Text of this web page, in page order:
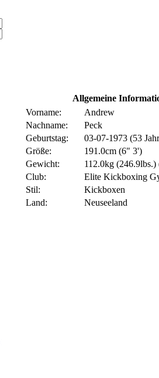
Allgemeine
Vorname:
Andrew
Nachname:
Peck
Geburtstag:
03-07-1973 (53
Größe:
191.0cm (6" 3')
Gewicht:
112.0kg (246.9lbs.)
Club:
Elite Kickboxing
Stil:
Kickboxen
Land:
Neuseeland